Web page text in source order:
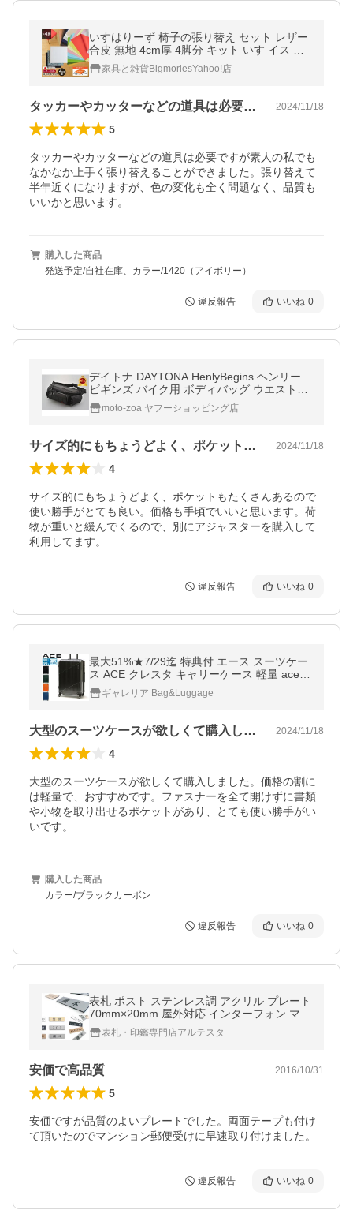
いすはりーず 椅子の張り替え セット レザー
合皮 無地 4cm厚 4脚分 キット いす イス 張
り替え 国産生地 修理 座面 椅子 張替え はり
かえ家具と雑貨BigmoriesYahoo!店
タッカーやカッターなどの道具は必要です… 2024/11/18
5
タッカーやカッターなどの道具は必要ですが素人の私でも
なかなか上手く張り替えることができました。張り替えて
半年近くになりますが、色の変化も全く問題なく、品質も
いいかと思います。
購入した商品
発送予定/自社在庫、カラー/1420（アイボリー）
違反報告 いいね 0
デイトナ DAYTONA HenlyBegins ヘンリー
ビギンズ バイク用 ボディバッグ ウエストポ
ーチ DH-735 ウエストバッグ 98665
moto-zoa ヤフーショッピング店
サイズ的にもちょうどよく、ポケットもた… 2024/11/18
4
サイズ的にもちょうどよく、ポケットもたくさんあるので
使い勝手がとても良い。価格も手頃でいいと思います。荷
物が重いと緩んでくるので、別にアジャスターを購入して
利用してます。
違反報告 いいね 0
最大51%★7/29迄 特典付 エース スーツケー
ス ACE クレスタ キャリーケース 軽量 ace 8
3L 93L 拡張 大型 大容量 双輪 TSロック 旅行
シンプル 06318
ギャレリア Bag&Luggage
大型のスーツケースが欲しくて購入しまし… 2024/11/18
4
大型のスーツケースが欲しくて購入しました。価格の割に
は軽量で、おすすめです。ファスナーを全て開けずに書類
や小物を取り出せるポケットがあり、とても使い勝手がい
いです。
購入した商品
カラー/ブラックカーボン
違反報告 いいね 0
表札 ポスト ステンレス調 アクリル プレート
70mm×20mm 屋外対応 インターフォン マン
ション ゆうパケット１
表札・印鑑専門店アルテスタ
安価で高品質 2016/10/31
5
安価ですが品質のよいプレートでした。両面テープも付け
て頂いたのでマンション郵便受けに早速取り付けました。
違反報告 いいね 0